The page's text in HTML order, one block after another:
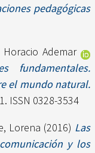
pedagógicas
Horacio Ademar
fundamentales.
el mundo natural.
ISSN 0328-3534
Lorena (2016) Las
y los